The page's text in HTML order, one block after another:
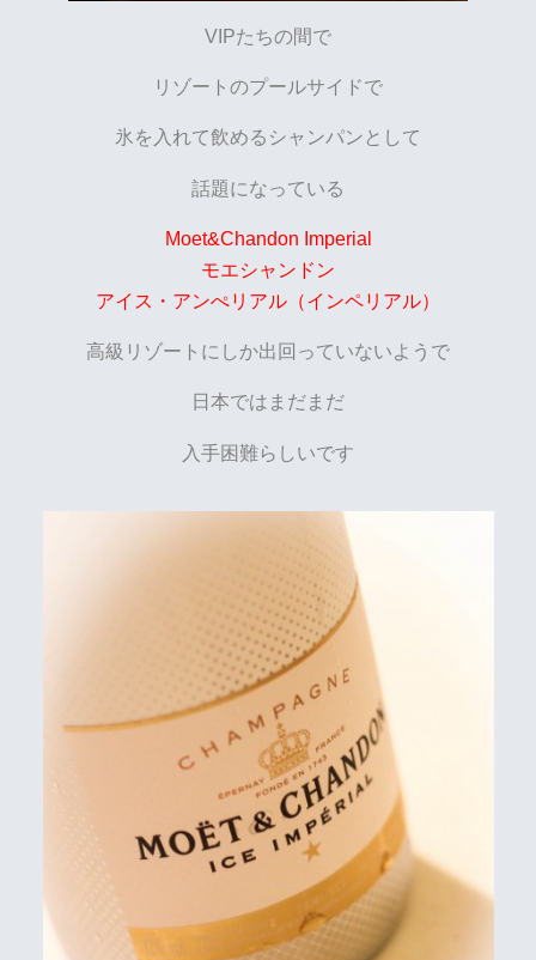
VIPたちの間で
リゾートのプールサイドで
氷を入れて飲めるシャンパンとして
話題になっている
Moet&Chandon Imperial
モエシャンドン
アイス・アンぺリアル（インペリアル）
高級リゾートにしか出回っていないようで
日本ではまだまだ
入手困難らしいです